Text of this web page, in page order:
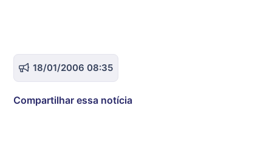
18/01/2006 08:35
Compartilhar essa notícia